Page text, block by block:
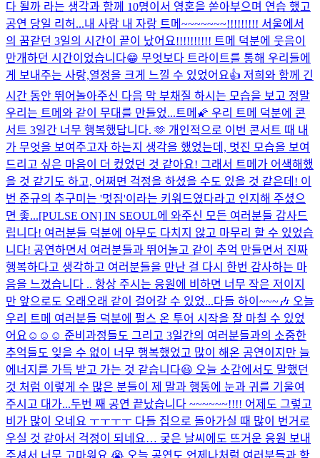
다 될까 라는 생각과 함께 10명이서 영혼을 쏟아부으며 연습 했고
공연 당일 리허...내 사랑 내 자랑 트메~~~~~~~!!!!!!!!! 서울에서
의 꿈같던 3일의 시간이 끝이 났어요!!!!!!!!!! 트메 덕분에 웃음이
만개하던 시간이었습니다😁 무엇보다 트라이트를 통해 우리들에
게 보내주는 사랑,열정을 크게 느낄 수 있었어요👍 저희와 함께 긴
시간 동안 뛰어놀아주신 다음 막 부채질 하시는 모습을 보고 정말
우리는 트메와 같이 무대를 만들었...트메🌠 우리 트메 덕분에 콘
서트 3일간 너무 행복했답니다. 🫶 개인적으로 이번 콘서트 때 내
가 무엇을 보여주고자 하는지 생각을 했었는데, 멋진 모습을 보여
드리고 싶은 마음이 더 컸었던 것 같아요! 그래서 트메가 어색해했
을 것 같기도 하고, 어쩌면 걱정을 하셨을 수도 있을 것 같은데! 이
번 준규의 추구미는 '멋짐'이라는 키워드였다라고 인지해 주셨으
면 좋...[PULSE ON] IN SEOUL에 와주신 모든 여러분들 감사드
립니다! 여러분들 덕분에 아무도 다치지 않고 마무리 할 수 있었습
니다! 공연하면서 여러분들과 뛰어놀고 같이 추억 만들면서 진짜
행복하다고 생각하고 여러분들을 만난 걸 다시 한번 감사하는 마
음을 느꼈습니다 .. 항상 주시는 응원에 비하면 너무 작은 저이지
만 앞으로도 오래오래 같이 걸어갈 수 있었...다들 하이~~~🎶 오늘
우리 트메 여러분들 덕분에 펄스 온 투어 시작을 잘 마칠 수 있었
어요☺️☺️☺️ 준비과정들도 그리고 3일간의 여러분들과의 소중한
추억들도 잊을 수 없이 너무 행복했었고 많이 해온 공연이지만 늘
에너지를 가득 받고 가는 것 같습니다😃 오늘 소감에서도 말했던
것 처럼 이렇게 수 많은 분들이 제 말과 행동에 눈과 귀를 기울여
주시고 대가...두번 째 공연 끝났습니다 ~~~~~~!!!! 어제도 그렇고
비가 많이 오네요 ㅜㅜㅜㅜ 다들 집으로 돌아가실 때 많이 번거로
우실 것 같아서 걱정이 되네요… 궂은 날씨에도 뜨거운 응원 보내
주셔서 너무 고마워요 😭 오늘 공연도 언제나처럼 여러분들과 함